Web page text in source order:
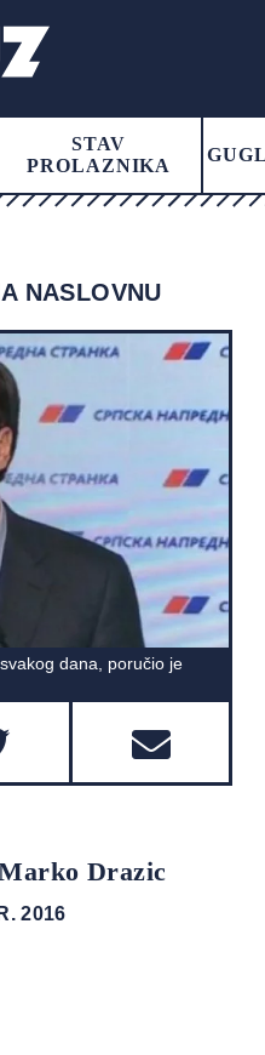
STAV
PROLAZNIKA
GUGL
NASLOVNU
dana, poručio je
Drazic
2016